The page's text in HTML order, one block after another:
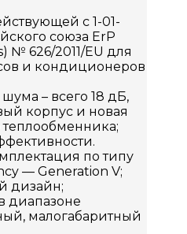
c 1-01-
союза ErP
№ 626/2011/EU для
и кондиционеров
– всего 18 дБ,
корпус и новая
по типу
— Generation V;
дизайн;
диапазоне
малогабаритный